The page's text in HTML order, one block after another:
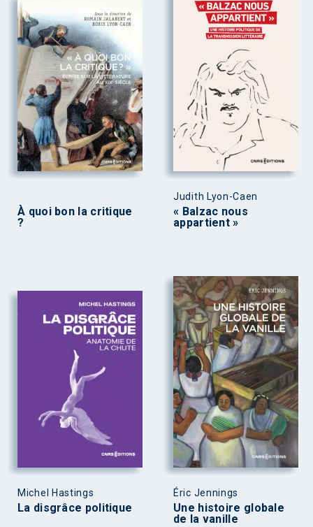
À quoi bon la critique
?
Judith Lyon-Caen
« Balzac nous
appartient »
Michel Hastings
La disgrâce politique
Éric Jennings
Une histoire globale
de la vanille